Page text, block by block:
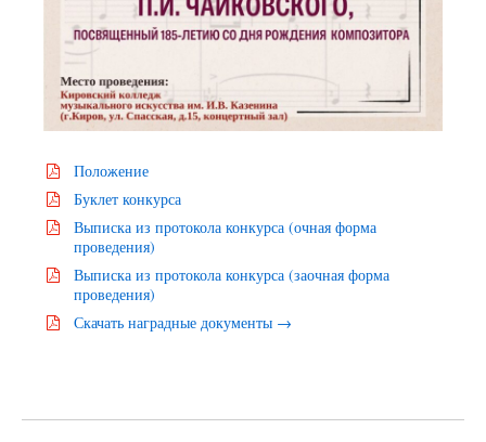
Положение
Буклет конкурса
Выписка из протокола конкурса (очная форма
проведения)
Выписка из протокола конкурса (заочная форма
проведения)
Скачать наградные документы →